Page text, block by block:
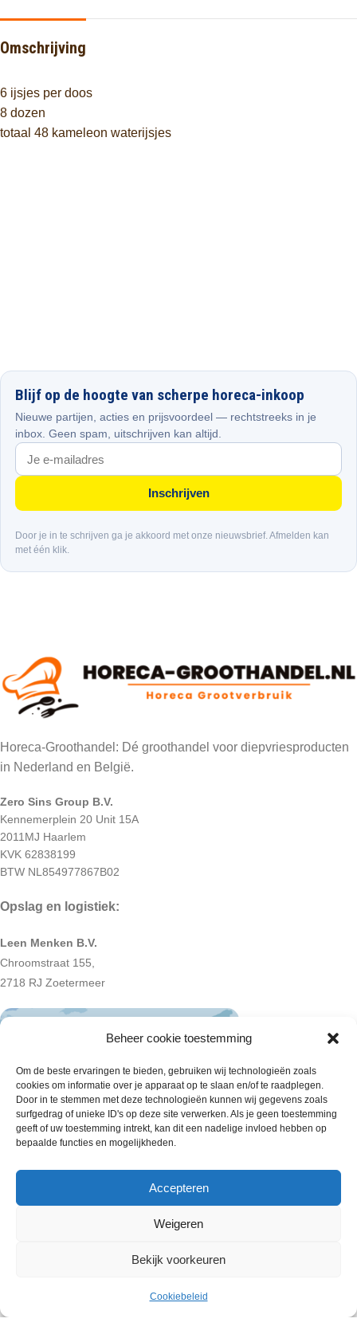
Beheer cookie toestemming
Om de beste ervaringen te bieden, gebruiken wij technologieën zoals
cookies om informatie over je apparaat op te slaan en/of te raadplegen.
Door in te stemmen met deze technologieën kunnen wij gegevens zoals
surfgedrag of unieke ID's op deze site verwerken. Als je geen toestemming
geeft of uw toestemming intrekt, kan dit een nadelige invloed hebben op
bepaalde functies en mogelijkheden.
Accepteren
Weigeren
Bekijk voorkeuren
Cookiebeleid
Omschrijving
6 ijsjes per doos
8 dozen
totaal 48 kameleon waterijsjes
Blijf op de hoogte van scherpe horeca-inkoop
Nieuwe partijen, acties en prijsvoordeel — rechtstreeks in je
inbox. Geen spam, uitschrijven kan altijd.
Inschrijven
Door je in te schrijven ga je akkoord met onze nieuwsbrief. Afmelden kan
met één klik.
Horeca-Groothandel: Dé groothandel voor diepvriesproducten
in Nederland en België.
Zero Sins Group B.V.
Kennemerplein 20 Unit 15A
2011MJ Haarlem
KVK 62838199
BTW NL854977867B02
Opslag en logistiek:
Leen Menken B.V.
Chroomstraat 155,
2718 RJ Zoetermeer
Contact met onze inkoop
Algemene voorwaarden